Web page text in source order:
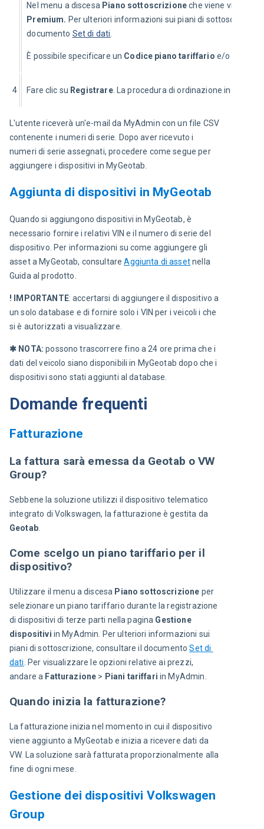
Nel menu a discesa Piano sottoscrizione che viene
Premium. Per ulteriori informazioni sui piani di
documento Set di dati
È possibile specificare un Codice piano tariffario e/o un
4 Fare clic su Registrare. La procedura di ordinazione in
L'utente riceverà un'e-mail da MyAdmin con un file CSV
contenente i numeri di serie. Dopo aver ricevuto i
numeri di serie assegnati, procedere come segue per
aggiungere i dispositivi in MyGeotab.
Aggiunta di dispositivi in MyGeotab
Quando si aggiungono dispositivi in MyGeotab, è
necessario fornire i relativi VIN e il numero di serie del
dispositivo. Per informazioni su come aggiungere gli
asset a MyGeotab, consultare Aggiunta di asset nella
Guida al prodotto.
! IMPORTANTE: accertarsi di aggiungere il dispositivo a
un solo database e di fornire solo i VIN per i veicoli i che
si è autorizzati a visualizzare.
✱ NOTA: possono trascorrere fino a 24 ore prima che i
dati del veicolo siano disponibili in MyGeotab dopo che i
dispositivi sono stati aggiunti al database.
Domande frequenti
Fatturazione
La fattura sarà emessa da Geotab o VW
Group?
Sebbene la soluzione utilizzi il dispositivo telematico
integrato di Volkswagen, la fatturazione è gestita da
Geotab.
Come scelgo un piano tariffario per il
dispositivo?
Utilizzare il menu a discesa Piano sottoscrizione per
selezionare un piano tariffario durante la registrazione
di dispositivi di terze parti nella pagina Gestione
dispositivi in MyAdmin. Per ulteriori informazioni sui
piani di sottoscrizione, consultare il documento Set di
dati
. Per visualizzare le opzioni relative ai prezzi,
andare a Fatturazione > Piani tariffari in MyAdmin.
Quando inizia la fatturazione?
La fatturazione inizia nel momento in cui il dispositivo
viene aggiunto a MyGeotab e inizia a ricevere dati da
VW. La soluzione sarà fatturata proporzionalmente alla
fine di ogni mese.
Gestione dei dispositivi Volkswagen
Group